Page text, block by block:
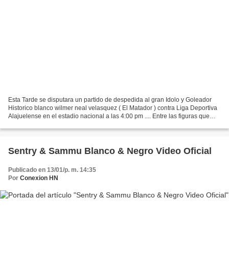
Esta Tarde se disputara un partido de despedida al gran Idolo y Goleador
Historico blanco wilmer neal velasquez ( El Matador ) contra Liga Deportiva
Alajuelense en el estadio nacional a las 4:00 pm .... Entre las figuras que
Sentry & Sammu Blanco & Negro Video Oficial
Publicado en 13/01/p. m. 14:35
Por Conexion HN